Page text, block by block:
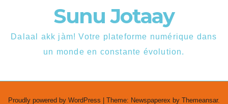
Sunu Jotaay
Dalaal akk jàm! Votre plateforme numérique dans
un monde en constante évolution.
Proudly powered by WordPress Theme: Newspaperex by Themeansar.